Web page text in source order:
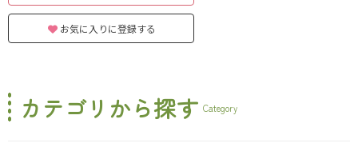
お気に入りに登録する
カテゴリから探す Category